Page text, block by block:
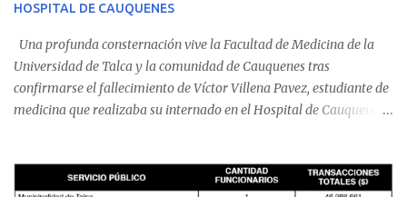
HOSPITAL DE CAUQUENES
Una profunda consternación vive la Facultad de Medicina de la
Universidad de Talca y la comunidad de Cauquenes tras
confirmarse el fallecimiento de Víctor Villena Pavez, estudiante de
medicina que realizaba su internado en el Hospital de Cauquenes.
malestares físicos. Dada la complejidad de su estado de salud, el